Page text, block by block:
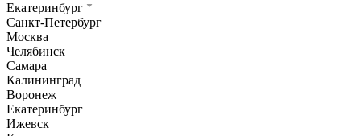
Екатеринбург
Санкт-Петербург
Москва
Челябинск
Самара
Калининград
Воронеж
Екатеринбург
Ижевск